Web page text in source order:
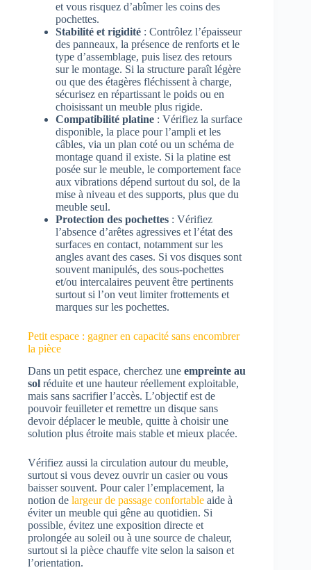
et vous risquez d’abîmer les coins des
pochettes.
Stabilité et rigidité : Contrôlez l’épaisseur
des panneaux, la présence de renforts et le
type d’assemblage, puis lisez des retours
sur le montage. Si la structure paraît légère
ou que des étagères fléchissent à charge,
sécurisez en répartissant le poids ou en
choisissant un meuble plus rigide.
Compatibilité platine : Vérifiez la surface
disponible, la place pour l’ampli et les
câbles, via un plan coté ou un schéma de
montage quand il existe. Si la platine est
posée sur le meuble, le comportement face
aux vibrations dépend surtout du sol, de la
mise à niveau et des supports, plus que du
meuble seul.
Protection des pochettes : Vérifiez
l’absence d’arêtes agressives et l’état des
surfaces en contact, notamment sur les
angles avant des cases. Si vos disques sont
souvent manipulés, des sous-pochettes
et/ou intercalaires peuvent être pertinents
surtout si l’on veut limiter frottements et
marques sur les pochettes.
Petit espace : gagner en capacité sans encombrer
la pièce
Dans un petit espace, cherchez une empreinte au
sol réduite et une hauteur réellement exploitable,
mais sans sacrifier l’accès. L’objectif est de
pouvoir feuilleter et remettre un disque sans
devoir déplacer le meuble, quitte à choisir une
solution plus étroite mais stable et mieux placée.
Vérifiez aussi la circulation autour du meuble,
surtout si vous devez ouvrir un casier ou vous
baisser souvent. Pour caler l’emplacement, la
notion de largeur de passage confortable aide à
éviter un meuble qui gêne au quotidien. Si
possible, évitez une exposition directe et
prolongée au soleil ou à une source de chaleur,
surtout si la pièce chauffe vite selon la saison et
l’orientation.